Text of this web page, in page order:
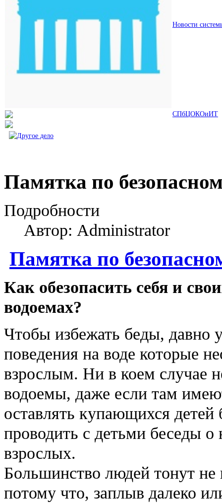
Новости
СПбЦОКОиИТ
Памятка по
Подробности
Автор: Administrator
Памятка по
Как обезопасить себя и
водоемах?
Чтобы избежать беды, давно
поведения на воде которые
взрослым. Ни в коем случае
водоемы, даже если там
оставлять купающихся
проводить с детьми беседы о
взрослых.
Большинство людей тонут не
потому что, заплыв далеко